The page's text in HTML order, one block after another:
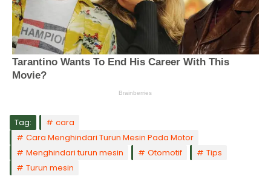
Tag:
cara
Cara Menghindari Turun Mesin Pada Motor
Menghindari turun mesin
Otomotif
Tips
Turun mesin